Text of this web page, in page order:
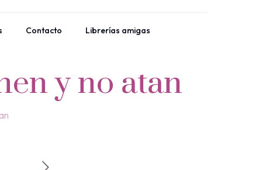
Contacto Librerías amigas
y no atan